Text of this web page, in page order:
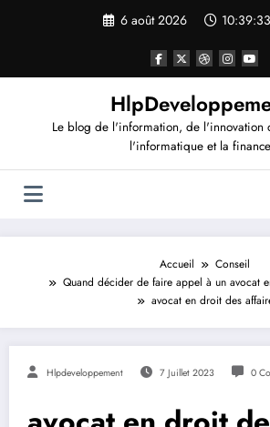
6 août 2026
Le blog de l'information, de l'innovation
l'informatique et la finance
Accueil
Conseil
Quand décider de faire appel à un avocat
avocat en droit des
Hlpdeveloppement 7 Juillet 2023 0